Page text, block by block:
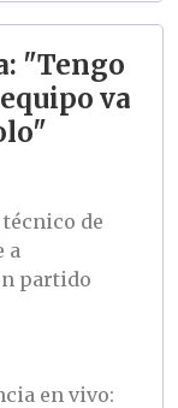
"Tengo
va
de
a
partido
en vivo: